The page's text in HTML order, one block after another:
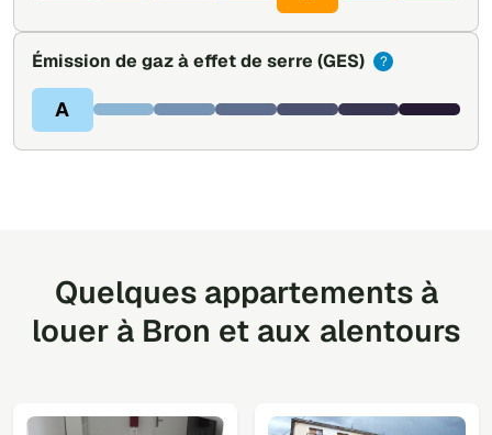
Émission de gaz à effet de serre (GES) ?
A
Quelques appartements à
louer à Bron et aux alentours